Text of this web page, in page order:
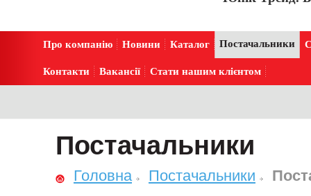
Про компанію Новини Каталог Постачальники
Контакти Вакансії Стати нашим клієнтом
Постачальники
Головна Постачальники